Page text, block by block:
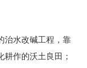
水改碱工程，靠
作的沃土良田；